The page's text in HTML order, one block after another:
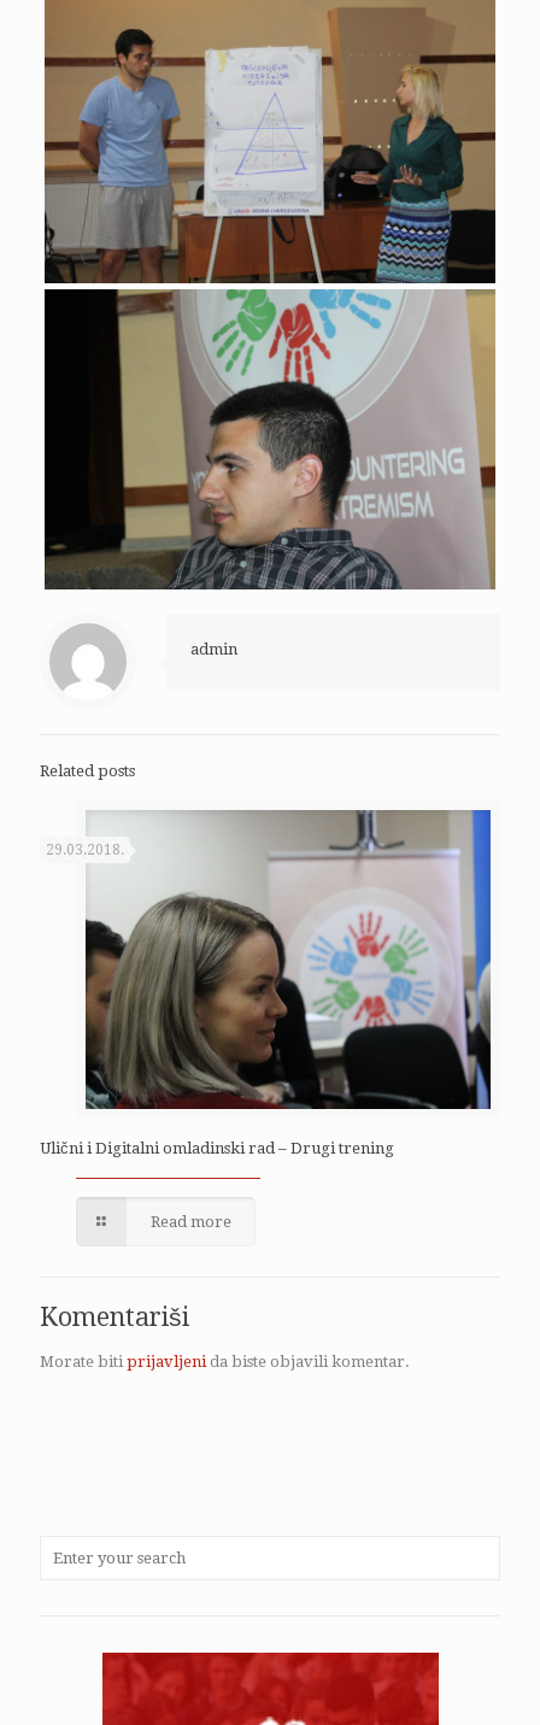
admin
Related posts
29.03.2018.
Ulični i Digitalni omladinski rad – Drugi trening
Read more
Komentariši
Morate biti prijavljeni da biste objavili komentar.